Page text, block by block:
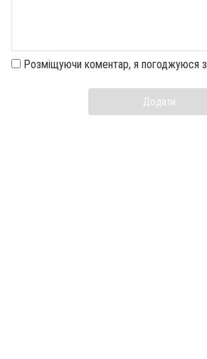
Розміщуючи коментар, я погоджуюся з
Додати